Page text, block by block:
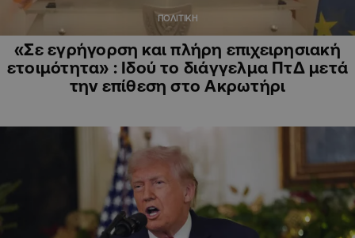
ΠΟΛΙΤΙΚΗ
«Σε εγρήγορση και πλήρη επιχειρησιακή
ετοιμότητα» : Ιδού το διάγγελμα ΠτΔ μετά
την επίθεση στο Ακρωτήρι